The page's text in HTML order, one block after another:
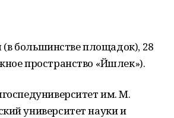
(в большинстве площадок), 28
пространство «Йәшлек»).
им. М.
университет науки и